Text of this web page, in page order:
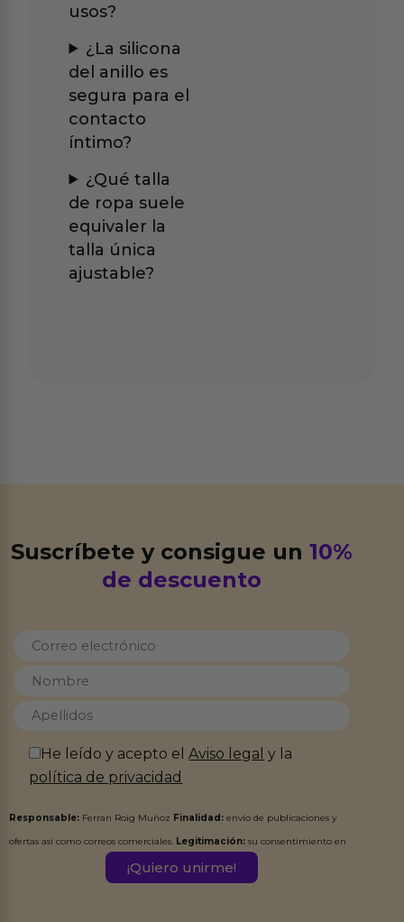
usos?
¿La silicona
del anillo es
segura para el
contacto
íntimo?
¿Qué talla
de ropa suele
equivaler la
talla única
ajustable?
Suscríbete y consigue un10%
de descuento
He leído y acepto elAviso legal y la
política de privacidad
Responsable: Ferran Roig Muñoz Finalidad: envío de publicaciones y
ofertas así como correos comerciales. Legitimación: su consentimiento en
Destinatarios:Ferran Roig Muñoz. Podrás ejercer tus